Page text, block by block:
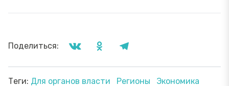
Поделиться:
Теги: Для органов власти Регионы Экономика